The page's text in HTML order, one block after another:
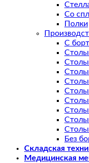
Со
Полки
С
Столы
Столы
Столы
Столы
Без
Складская
Медицинская